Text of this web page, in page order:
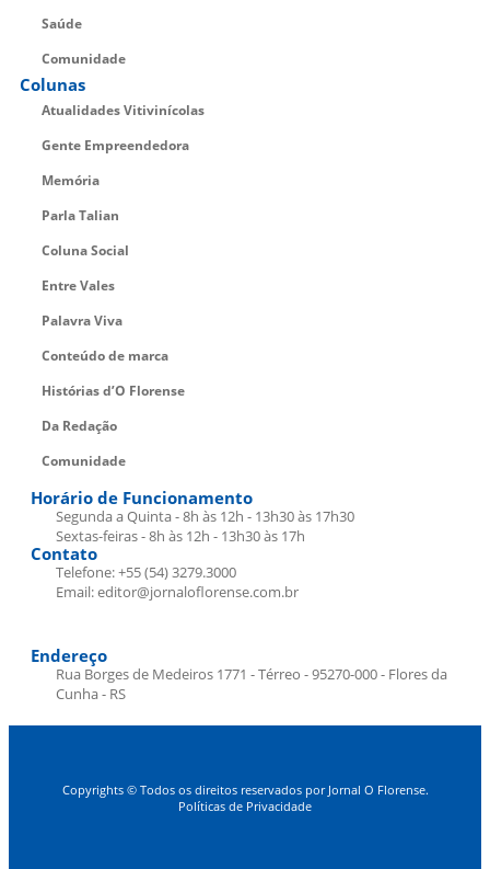
Saúde
Comunidade
Colunas
Atualidades Vitivinícolas
Gente Empreendedora
Memória
Parla Talian
Coluna Social
Entre Vales
Palavra Viva
Conteúdo de marca
Histórias d’O Florense
Da Redação
Comunidade
Horário de Funcionamento
Segunda a Quinta - 8h às 12h - 13h30 às 17h30
Sextas-feiras - 8h às 12h - 13h30 às 17h
Contato
Telefone: +55 (54) 3279.3000
Email: editor@jornaloflorense.com.br
Endereço
Rua Borges de Medeiros 1771 - Térreo - 95270-000 - Flores da
Cunha - RS
Copyrights © Todos os direitos reservados por Jornal O Florense.
Políticas de Privacidade